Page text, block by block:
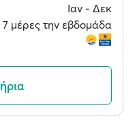
Ιαν ‐ Δεκ
7 μέρες την εβδομάδα